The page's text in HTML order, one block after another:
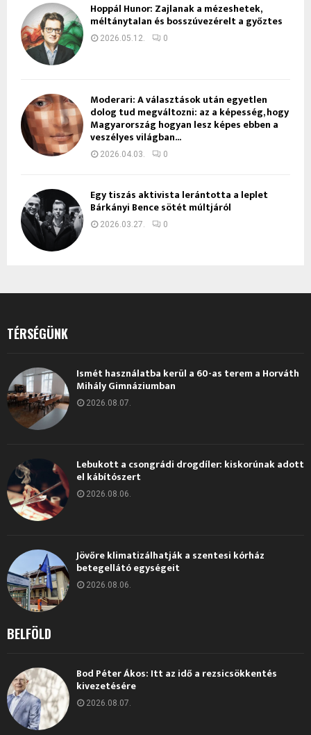
Hoppál Hunor: Zajlanak a mézeshetek,
méltánytalan és bosszúvezérelt a győztes
2026.05.12. 0
Moderari: A választások után egyetlen
dolog tud megváltozni: az a képesség, hogy
Magyarország hogyan lesz képes ebben a
veszélyes világban...
2026.04.03. 0
Egy tiszás aktivista lerántotta a leplet
Bárkányi Bence sötét múltjáról
2026.03.27. 0
TÉRSÉGÜNK
Ismét használatba kerül a 60-as terem a Horváth
Mihály Gimnáziumban
2026.08.07.
Lebukott a csongrádi drogdíler: kiskorúnak adott
el kábítószert
2026.08.06.
Jövőre klimatizálhatják a szentesi kórház
betegellátó egységeit
2026.08.06.
BELFÖLD
Bod Péter Ákos: Itt az idő a rezsicsökkentés
kivezetésére
2026.08.07.